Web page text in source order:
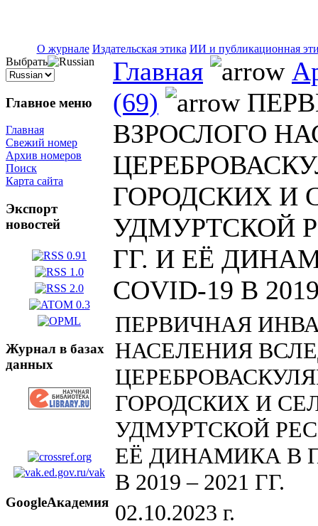
О журнале Издательская этика ИИ и публикационная
Выбрать
Главное меню
Главная
Свежий номер
Архив номеров
Поиск
Карта сайта
Экспорт
новостей
Журнал в базах
данных
GoogleАкадемия
Главная
(69)
ВЗРОСЛОГО
ГОРОДСКИХ И
УДМУРТСКОЙ
ГГ. И ЕЁ
COVID-19 В
ПЕРВИЧНАЯ
НАСЕЛЕНИЯ
ГОРОДСКИХ И
УДМУРТСКОЙ
ЕЁ ДИНАМИКА В
В 2019 – 2021 ГГ.
02.10.2023 г.